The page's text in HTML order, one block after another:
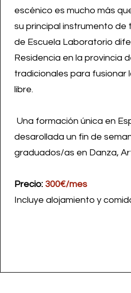
escénico es mucho más
su principal instrumento de
de Escuela Laboratorio
Residencia en la provincia
tradicionales para fusionar
libre.
Una formación única en
desarollada un fin de
graduados/as en Danza,
Precio: 300€/mes
Incluye alojamiento y